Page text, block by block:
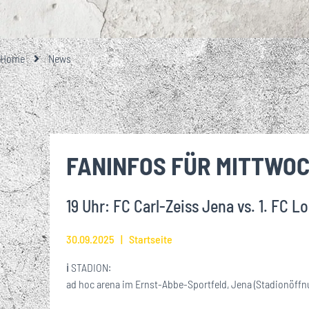
GESCHICHTE
VEREINSHISTORIE
EHRENMITGLIEDER
BREITENSPORT
WIRTSCHAFTSRAT
JOBS
ALLES
LOK
UNSERE 1.
EISENBAHNER-TALENTE-SCHULE
FUSSBALLSCHULE
UNSERE
EIN
GROSSE UND
Home
News
FANINFOS FÜR
19 Uhr: FC Carl-Zeiss Jena vs. 1. FC
30.09.2025 Startseite
ℹ️ STADION:
ad hoc arena im Ernst-Abbe-Sportfeld, Jena